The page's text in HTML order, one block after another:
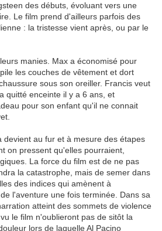
des débuts, évoluant vers une
Le film prend d'ailleurs parfois des
: la tristesse vient après, ou par le
manies. Max a économisé pour
les couches de vêtement et dort
sous son oreiller. Francis veut
quitté enceinte il y a 6 ans, et
pour son enfant qu'il ne connait
devient au fur et à mesure des étapes
on pressent qu'elles pourraient,
La force du film est de ne pas
la catastrophe, mais de semer dans
des indices qui amènent à
l'aventure une fois terminée. Dans sa
atteint des sommets de violence
le film n'oublieront pas de sitôt la
lors de laquelle Al Pacino